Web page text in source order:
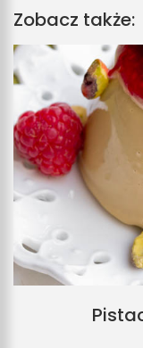
Zobacz także: